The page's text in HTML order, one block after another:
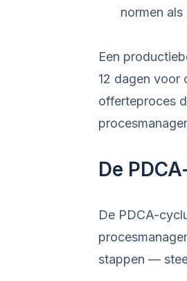
normen als
Een
12 dagen voor
offerteproces
De
De PDCA-
stappen —